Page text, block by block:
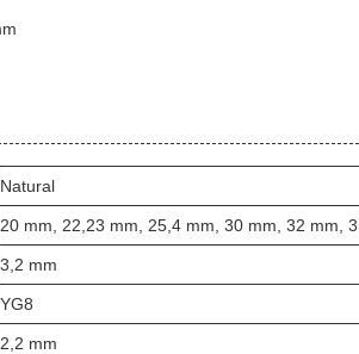
Natural
20 mm, 22,23 mm, 25,4 mm, 30 mm, 32 mm,
3,2 mm
YG8
2,2 mm